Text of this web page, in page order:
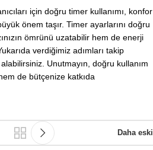
için doğru timer kullanımı, konfor
önem taşır. Timer ayarlarını doğru
ömrünü uzatabilir hem de enerji
verdiğimiz adımları takip
Unutmayın, doğru kullanım
de bütçenize katkıda
Daha eski